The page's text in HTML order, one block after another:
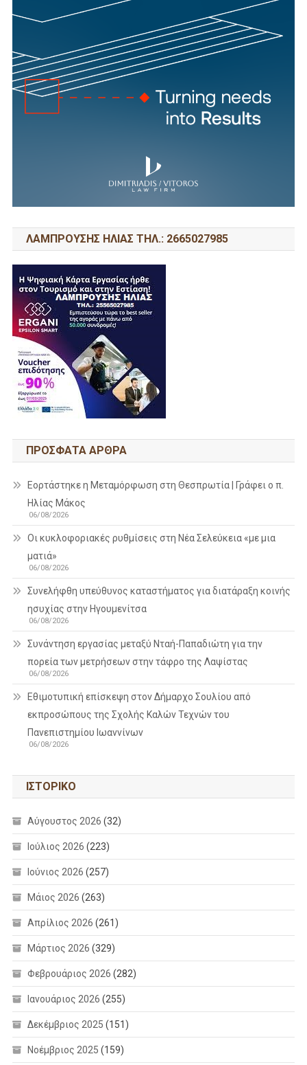
ΛΑΜΠΡΟΥΣΗΣ ΗΛΙΑΣ ΤΗΛ.: 2665027985
ΠΡΌΣΦΑΤΑ ΆΡΘΡΑ
Εορτάστηκε η Μεταμόρφωση στη Θεσπρωτία | Γράφει ο π.
Ηλίας Μάκος
06/08/2026
Οι κυκλοφοριακές ρυθμίσεις στη Νέα Σελεύκεια «με μια
ματιά»
06/08/2026
Συνελήφθη υπεύθυνος καταστήματος για διατάραξη κοινής
ησυχίας στην Ηγουμενίτσα
06/08/2026
Συνάντηση εργασίας μεταξύ Νταή-Παπαδιώτη για την
πορεία των μετρήσεων στην τάφρο της Λαψίστας
06/08/2026
Εθιμοτυπική επίσκεψη στον Δήμαρχο Σουλίου από
εκπροσώπους της Σχολής Καλών Τεχνών του
Πανεπιστημίου Ιωαννίνων
06/08/2026
ΙΣΤΟΡΙΚΌ
Αύγουστος 2026 (32)
Ιούλιος 2026 (223)
Ιούνιος 2026 (257)
Μάιος 2026 (263)
Απρίλιος 2026 (261)
Μάρτιος 2026 (329)
Φεβρουάριος 2026 (282)
Ιανουάριος 2026 (255)
Δεκέμβριος 2025 (151)
Νοέμβριος 2025 (159)